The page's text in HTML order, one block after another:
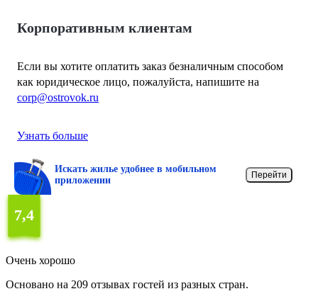
Корпоративным клиентам
Если вы хотите оплатить заказ безналичным способом
как юридическое лицо, пожалуйста, напишите на
corp@ostrovok.ru
Узнать больше
Искать жилье удобнее в мобильном
приложении
Перейти
7,4
Очень хорошо
Основано на 209 отзывах гостей из разных стран.